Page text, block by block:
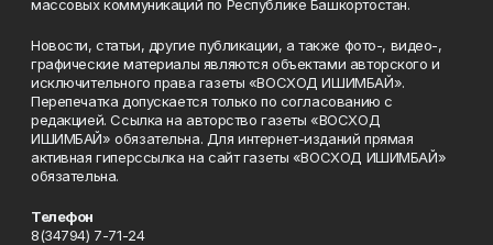
массовых коммуникаций по Республике Башкортостан.
Новости, статьи, другие публикации, а также фото-, видео-,
графические материалы являются объектами авторского и
исключительного права газеты «ВОСХОД ИШИМБАЙ».
Перепечатка допускается только по согласованию с
редакцией. Ссылка на авторство газеты «ВОСХОД
ИШИМБАЙ» обязательна. Для интернет-изданий прямая
активная гиперссылка на сайт газеты «ВОСХОД ИШИМБАЙ»
обязательна.
Телефон
8(34794) 7-71-24